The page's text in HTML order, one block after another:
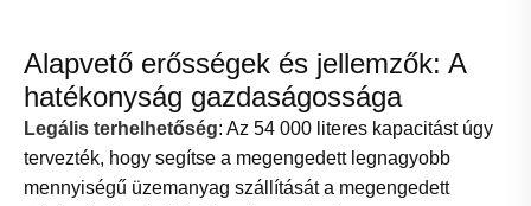
Alapvető erősségek és jellemzők: A
hatékonyság gazdaságossága
Legális terhelhetőség: Az 54 000 literes kapacitást úgy
tervezték, hogy segítse a megengedett legnagyobb
mennyiségű üzemanyag szállítását a megengedett